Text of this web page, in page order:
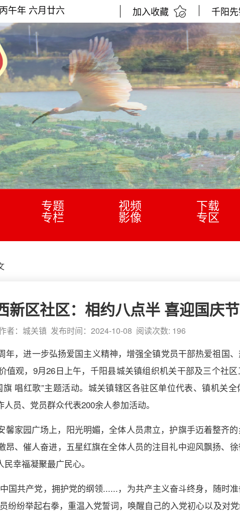
午年 六月廿六 加入收藏 千阳
专题
专栏
视频
影像
下载
专区
新区社区：相约八点半 喜迎国庆节
者：城关镇 发布时间：2024-10-08 阅读次数: 196
年，进一步弘扬爱国主义精神，增强全镇党员干部热爱祖国、
值观，9月26日上午，千阳县城关镇组织机关干部及三个社
旗 唱红歌”主题活动。城关镇辖区各驻区单位代表、镇机关
员、党员群众代表200余人参加活动。
馨家园广场上，阳光明媚，全体人员肃立，护旗手迈着整齐的
昂、催人奋进，五星红旗在全体人员的注目礼中迎风飘扬、
幸福凝聚最广民心。
国共产党，拥护党的纲领......，为共产主义奋斗终身，随时
纷纷举起右拳，重温入党誓词，唤醒自己的入党初心以及对